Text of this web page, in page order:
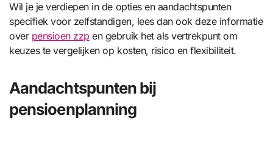
Wil je je verdiepen in de opties en aandachtspunten
specifiek voor zelfstandigen, lees dan ook deze informatie
over pensioen zzp en gebruik het als vertrekpunt om
keuzes te vergelijken op kosten, risico en flexibiliteit.
Aandachtspunten bij
pensioenplanning